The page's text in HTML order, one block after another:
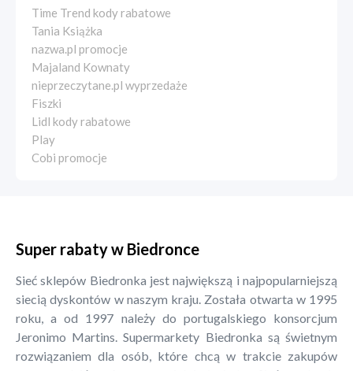
Time Trend kody rabatowe
Tania Książka
nazwa.pl promocje
Majaland Kownaty
nieprzeczytane.pl wyprzedaże
Fiszki
Lidl kody rabatowe
Play
Cobi promocje
Super rabaty w Biedronce
Sieć sklepów Biedronka jest największą i najpopularniejszą
siecią dyskontów w naszym kraju. Została otwarta w 1995
roku, a od 1997 należy do portugalskiego konsorcjum
Jeronimo Martins. Supermarkety Biedronka są świetnym
rozwiązaniem dla osób, które chcą w trakcie zakupów